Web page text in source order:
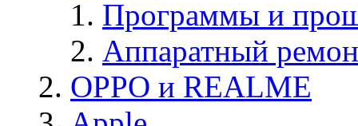
Программы и
Аппаратный
OPPO и REALME